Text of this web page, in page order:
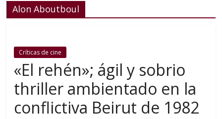
Alon Aboutboul
Críticas de cine
«El rehén»; ágil y sobrio
thriller ambientado en la
conflictiva Beirut de 1982